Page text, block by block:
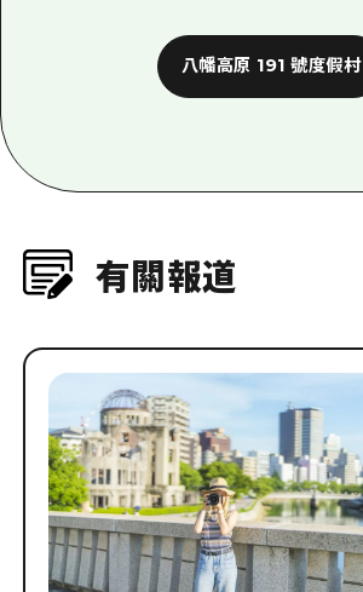
八幡高原 191 號度假村
有關報道